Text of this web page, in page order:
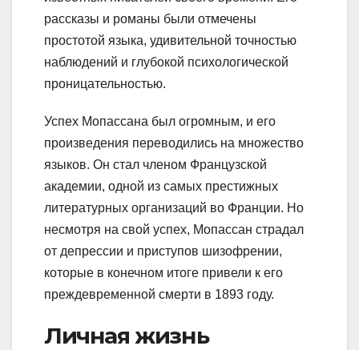
рассказы и романы были отмечены
простотой языка, удивительной точностью
наблюдений и глубокой психологической
проницательностью.
Успех Мопассана был огромным, и его
произведения переводились на множество
языков. Он стал членом Французской
академии, одной из самых престижных
литературных организаций во Франции. Но
несмотря на свой успех, Мопассан страдал
от депрессии и приступов шизофрении,
которые в конечном итоге привели к его
преждевременной смерти в 1893 году.
Личная жизнь